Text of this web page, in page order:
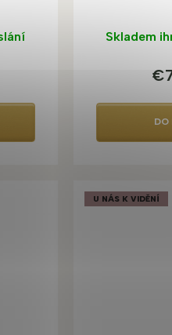
Skladem
DO
U NÁS K VIDĚNÍ